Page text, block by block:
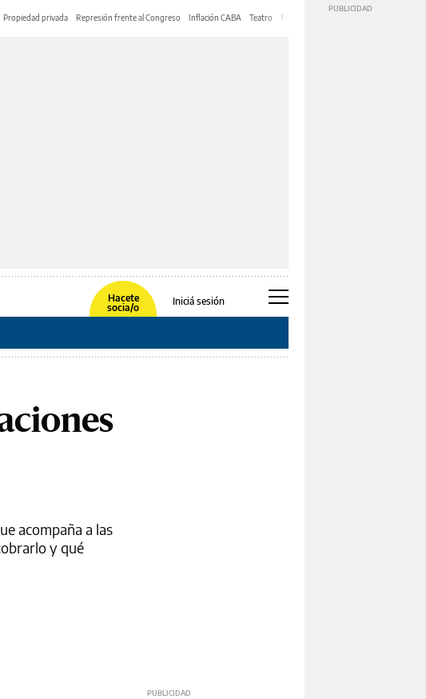
Propiedad privada Represión frente al Congreso Inflación CABA Teatro Feria de Editores
Hacete
socia/o
Iniciá sesión
acompaña a las
y qué